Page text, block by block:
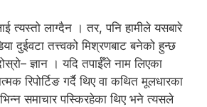
त्यस्तो लाग्दैन । तर, पनि हामीले यसबारे
दुईवटा तत्त्वको मिश्रणबाट बनेको हुन्छ
ज्ञान । यदि तपाईँले नाम लिएका
रिपोर्टिङ गर्दै थिए वा कथित मूलधारका
समाचार पस्किरहेका थिए भने त्यसले